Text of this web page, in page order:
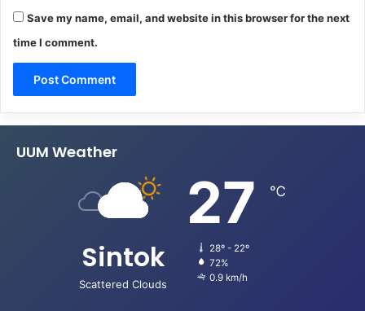
Save my name, email, and website in this browser for the next
time I comment.
UUM Weather
Sintok
Scattered Clouds
27 ℃
28º - 22º
72%
0.9 km/h